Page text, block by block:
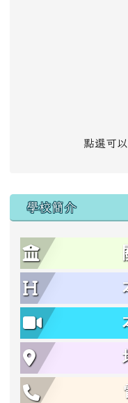
點選可
學校簡介